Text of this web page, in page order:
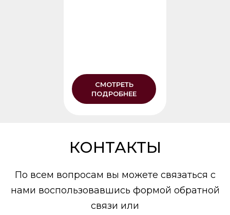
СМОТРЕТЬ
ПОДРОБНЕЕ
КОНТАКТЫ
По всем вопросам вы можете связаться с
нами воспользовавшись формой обратной
связи или